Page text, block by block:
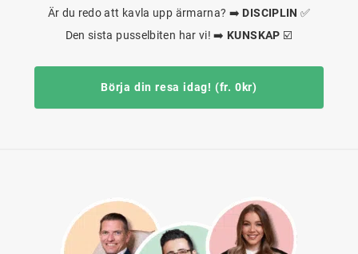
Är du redo att kavla upp ärmarna? ➡️ DISCIPLIN ✅
Den sista pusselbiten har vi! ➡️ KUNSKAP ☑️
Börja din resa idag! (fr. 0kr)